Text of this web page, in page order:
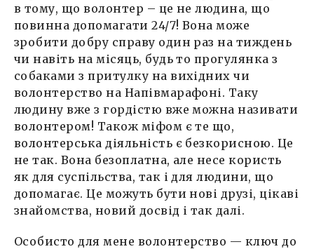
в тому, що волонтер – це не людина, що
повинна допомагати 24/7! Вона може
зробити добру справу один раз на тиждень
чи навіть на місяць, будь то прогулянка з
собаками з притулку на вихідних чи
волонтерство на Напівмарафоні. Таку
людину вже з гордістю вже можна називати
волонтером! Також міфом є те що,
волонтерська діяльність є безкорисною. Це
не так. Вона безоплатна, але несе користь
як для суспільства, так і для людини, що
допомагає. Це можуть бути нові друзі, цікаві
знайомства, новий досвід і так далі.
Особисто для мене волонтерство — ключ до